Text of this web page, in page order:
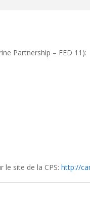
Partnership – FED 11):
site de la CPS: http://